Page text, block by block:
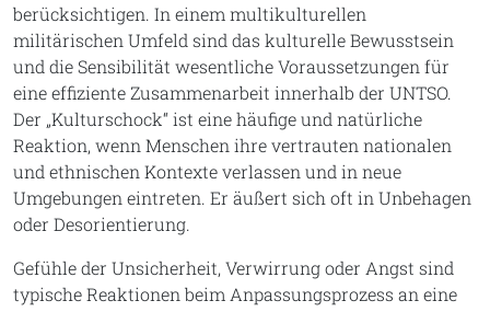
berücksichtigen. In einem multikulturellen
militärischen Umfeld sind das kulturelle Bewusstsein
und die Sensibilität wesentliche Voraussetzungen für
eine effiziente Zusammenarbeit innerhalb der UNTSO.
Der „Kulturschock“ ist eine häufige und natürliche
Reaktion, wenn Menschen ihre vertrauten nationalen
und ethnischen Kontexte verlassen und in neue
Umgebungen eintreten. Er äußert sich oft in Unbehagen
oder Desorientierung.
Gefühle der Unsicherheit, Verwirrung oder Angst sind
typische Reaktionen beim Anpassungsprozess an eine